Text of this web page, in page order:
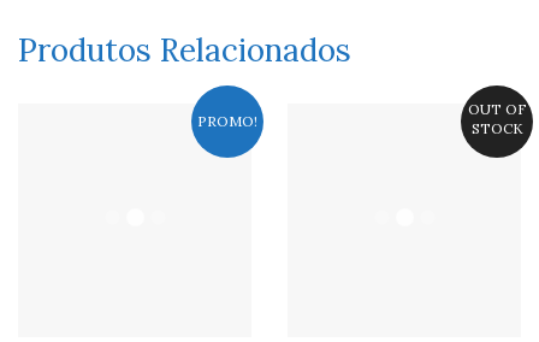
Produtos Relacionados
PROMO!
OUT OF
STOCK